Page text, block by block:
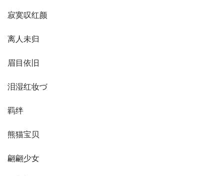
寂寞叹红颜
离人未归
眉目依旧
泪湿红妆づ
羁绊
熊猫宝贝
翩翩少女